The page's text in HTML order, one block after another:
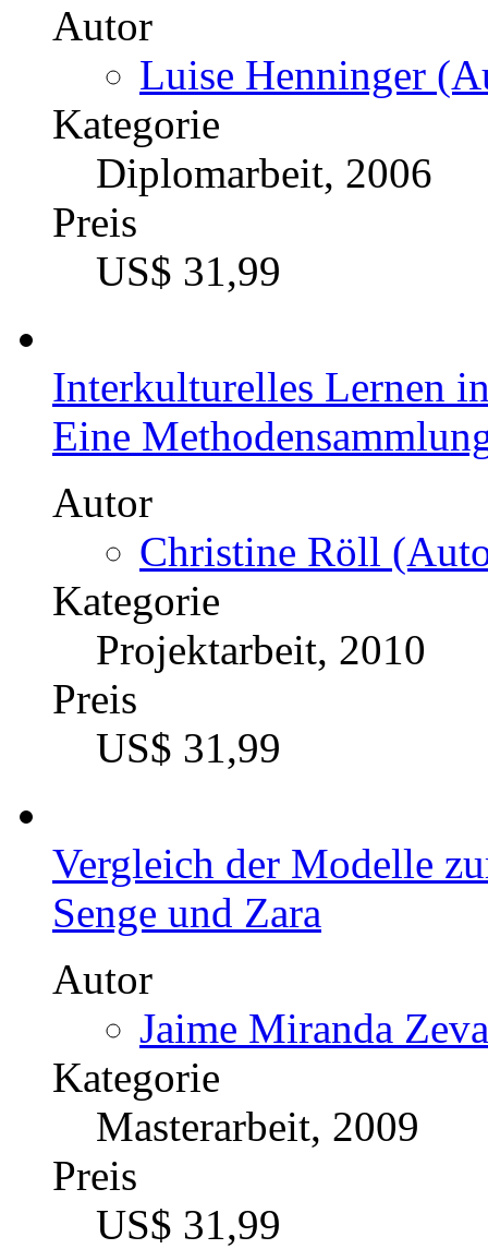
Autor
Luise Henninger
Kategorie
Diplomarbeit, 2006
Preis
US$ 31,99
Interkulturelles Lernen
Eine
Autor
Christine Röll
Kategorie
Projektarbeit, 2010
Preis
US$ 31,99
Vergleich der Modelle
Senge und Zara
Autor
Jaime Miranda
Kategorie
Masterarbeit, 2009
Preis
US$ 31,99